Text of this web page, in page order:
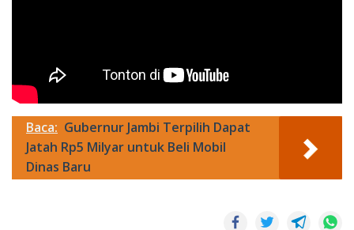
Baca: Gubernur Jambi Terpilih Dapat
Jatah Rp5 Milyar untuk Beli Mobil
Dinas Baru